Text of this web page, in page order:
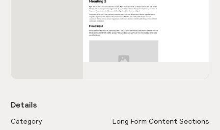
Details
Category
Long Form Content Sections